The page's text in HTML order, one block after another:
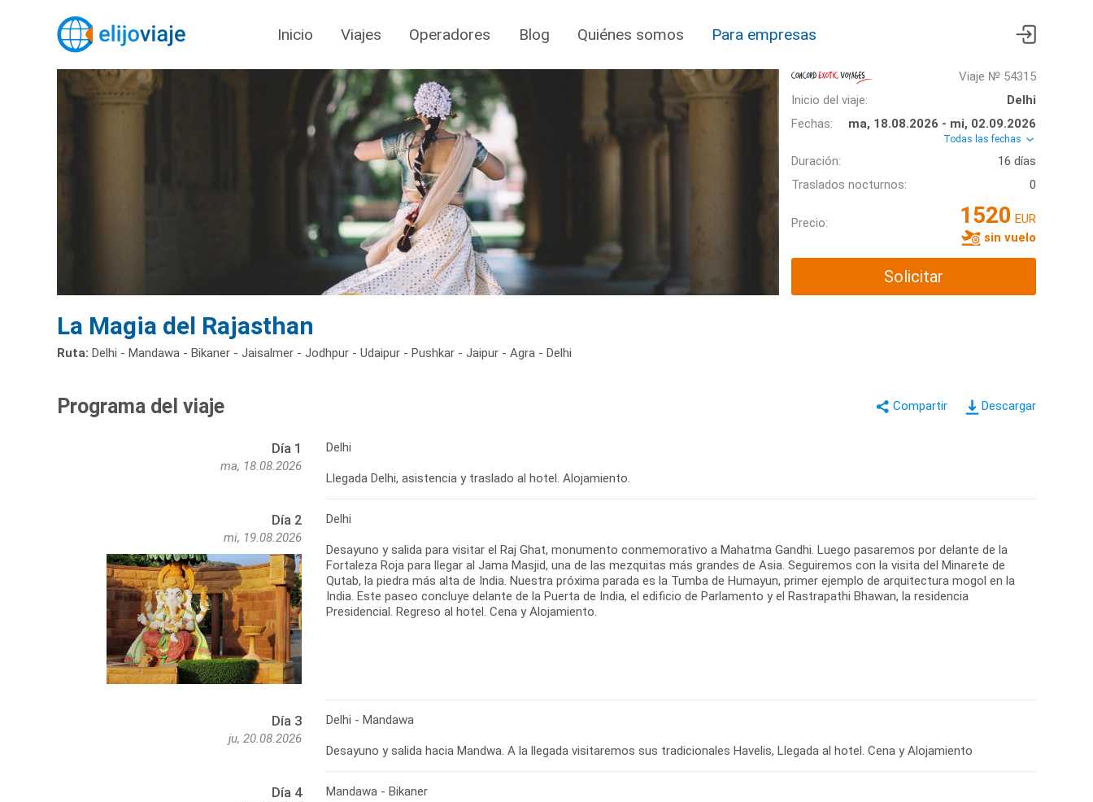
Inicio Viajes Operadores Blog Quiénes somos Para empresas
Viaje № 54315
Inicio del viaje:
Delhi
Fechas:
ma, 18.08.2026 - mi, 02.09.2026
Todas las fechas
Duración:
16 días
Traslados nocturnos:
0
Precio: 1520 EUR
sin vuelo
Solicitar
La Magia del Rajasthan
Ruta: Delhi - Mandawa - Bikaner - Jaisalmer - Jodhpur - Udaipur - Pushkar - Jaipur - Agra - Delhi
Descargar
Programa del viaje
Día 1
ma, 18.08.2026
Delhi
Llegada Delhi, asistencia y traslado al hotel. Alojamiento.
Día 2
mi, 19.08.2026
Delhi
Desayuno y salida para visitar el Raj Ghat, monumento conmemorativo a Mahatma Gandhi. Luego pasaremos por delante de la
Fortaleza Roja para llegar al Jama Masjid, una de las mezquitas más grandes de Asia. Seguiremos con la visita del Minarete de
Qutab, la piedra más alta de India. Nuestra próxima parada es la Tumba de Humayun, primer ejemplo de arquitectura mogol en la
India. Este paseo concluye delante de la Puerta de India, el edificio de Parlamento y el Rastrapathi Bhawan, la residencia
Presidencial. Regreso al hotel. Cena y Alojamiento.
Día 3
ju, 20.08.2026
Delhi - Mandawa
Desayuno y salida hacia Mandwa. A la llegada visitaremos sus tradicionales Havelis, Llegada al hotel. Cena y Alojamiento
Día 4 Mandawa - Bikaner